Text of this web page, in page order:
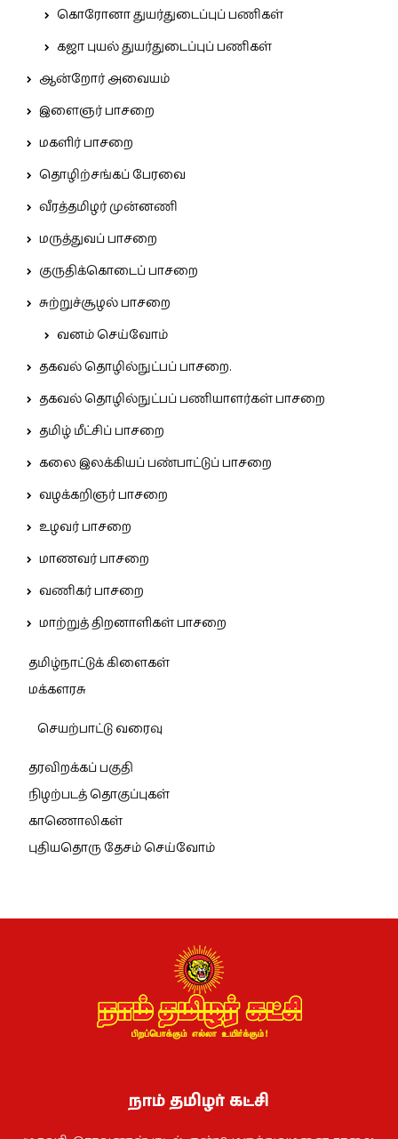
கொரோனா துயர்துடைப்புப் பணிகள்
கஜா புயல் துயர்துடைப்புப் பணிகள்
ஆன்றோர் அவையம்
இளைஞர் பாசறை
மகளிர் பாசறை
தொழிற்சங்கப் பேரவை
வீரத்தமிழர் முன்னணி
மருத்துவப் பாசறை
குருதிக்கொடைப் பாசறை
சுற்றுச்சூழல் பாசறை
வனம் செய்வோம்
தகவல் தொழில்நுட்பப் பாசறை.
தகவல் தொழில்நுட்பப் பணியாளர்கள் பாசறை
தமிழ் மீட்சிப் பாசறை
கலை இலக்கியப் பண்பாட்டுப் பாசறை
வழக்கறிஞர் பாசறை
உழவர் பாசறை
மாணவர் பாசறை
வணிகர் பாசறை
மாற்றுத் திறனாளிகள் பாசறை
தமிழ்நாட்டுக் கிளைகள்
மக்களரசு
செயற்பாட்டு வரைவு
தரவிறக்கப் பகுதி
நிழற்படத் தொகுப்புகள்
காணொலிகள்
புதியதொரு தேசம் செய்வோம்
நாம் தமிழர் கட்சி